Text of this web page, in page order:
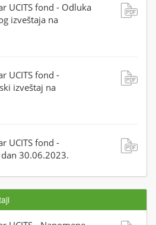
UCITS fond - Odluka
izveštaja na
UCITS fond -
izveštaj na
UCITS fond -
30.06.2023.